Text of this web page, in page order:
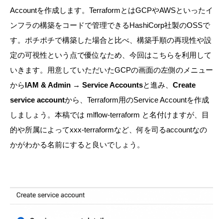
Accountを作成します。TerraformとはGCPやAWSといったイ
ンフラの構築をコードで管理できるHashiCorp社製のOSSで
す。ポチポチで構築した場合と比べ、構築手順の再現性や設
定の可視性という点で優位なため、今回はこちらを利用して
いきます。
用意していただいたGCPの画面の左側のメニュー
からIAM & Admin → Service Accountsと進み、 Create
service accountから、Terraform用のService Accountを作成
しましょう。 本稿では mlflow-terraform と名付けますが、目
的や所属によってxxx-terraformなど、何を司るaccountなの
かがわかる名前にすると良いでしょう。